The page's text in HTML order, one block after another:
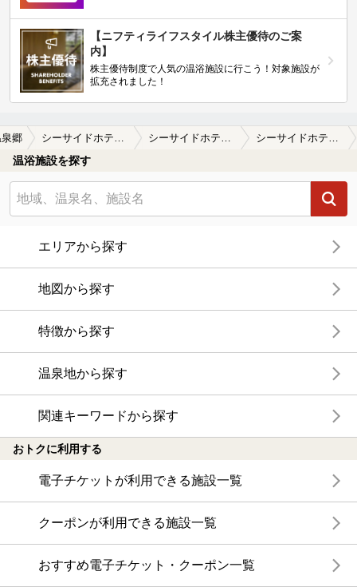
【ニフティライフスタイル株主優待のご案
内】
株主優待制度で人気の温浴施設に行こう！対象施設が
拡充されました！
郷
温浴施設を探す
エリアから探す
地図から探す
特徴から探す
温泉地から探す
関連キーワードから探す
おトクに利用する
電子チケットが利用できる施設一覧
クーポンが利用できる施設一覧
おすすめ電子チケット・クーポン一覧